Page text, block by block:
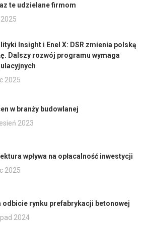
te udzielane firmom
Insight i Enel X: DSR zmienia polską
Dalszy rozwój programu wymaga
2025
w branży budowlanej
2023
wpływa na opłacalność inwestycji
2025
odbicie rynku prefabrykacji betonowej
2024